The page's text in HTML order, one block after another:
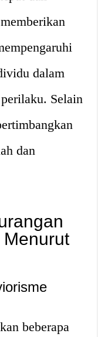
dalam
Selain
dan
beberapa